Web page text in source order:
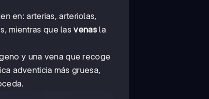
en: arterias, arteriolas,
mientras que lasvenasla
y una vena que recoge
adventicia más gruesa,